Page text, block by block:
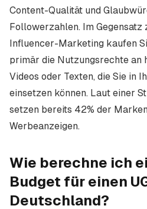
Content-Qualität und
Followerzahlen. Im Gegensatz
Influencer-Marketing kaufen
primär die Nutzungsrechte an
Videos oder Texten, die Sie in
einsetzen können. Laut einer
setzen bereits 42% der
Werbeanzeigen.
Wie berechne ich
Budget für einen
Deutschland?